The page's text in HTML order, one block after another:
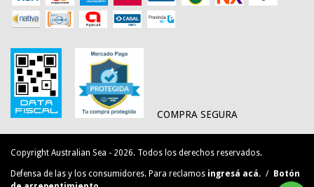
COMPRA SEGURA
Copyright Australian Sea - 2026. Todos los derechos reservados.
Defensa de las y los consumidores. Para reclamos ingresá acá. / Botón